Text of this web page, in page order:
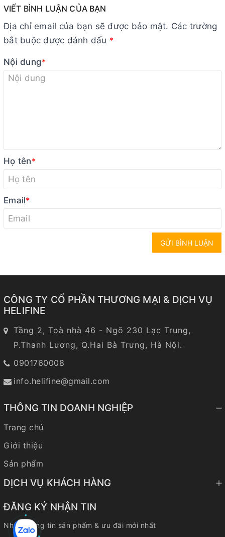
VIẾT BÌNH LUẬN CỦA BẠN
Địa chỉ email của bạn sẽ được bảo mật. Các trường
bắt buộc được đánh dấu *
Nội dung*
Họ tên*
Email*
GỬI BÌNH LUẬN
CÔNG TY CỔ PHẦN THƯƠNG MẠI & DỊCH VỤ
HELIFINE
Tầng 2, Toà nhà 46 - Ngõ 230 Lạc Trung,
P.Thanh Lương, Q.Hai Bà Trưng, Hà Nội.
0901760008
info.helifine@gmail.com
THÔNG TIN DOANH NGHIỆP
Trang chủ
Giới thiệu
Sản phẩm
DỊCH VỤ KHÁCH HÀNG
ĐĂNG KÝ NHẬN TIN
Nhận thông tin sản phẩm & ưu đãi mới nhất